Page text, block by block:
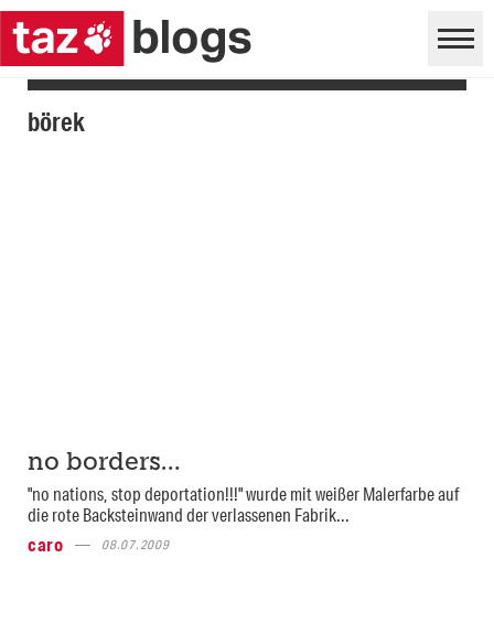
börek
no borders…
"no nations, stop deportation!!!" wurde mit weißer Malerfarbe auf
die rote Backsteinwand der verlassenen Fabrik...
caro
08.07.2009